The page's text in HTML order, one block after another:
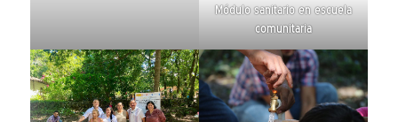
Módulo sanitario en escuela
comunitaria